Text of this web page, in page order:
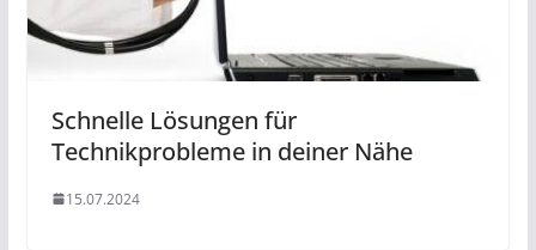
Schnelle Lösungen für
Technikprobleme in deiner Nähe
15.07.2024